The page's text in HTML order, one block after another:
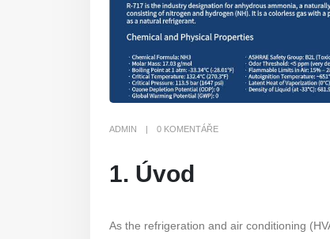
ADMIN 0 KOMENTÁŘE
1. Úvod
As the refrigeration and air conditioning